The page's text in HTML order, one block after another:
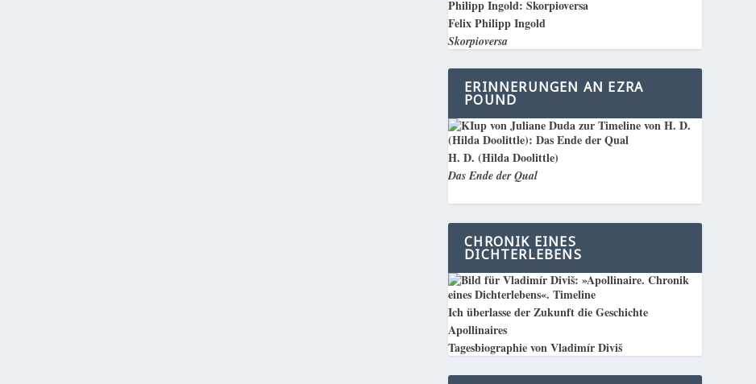
Felix Philipp Ingold
Skorpioversa
ERINNERUNGEN AN EZRA
POUND
H. D. (Hilda Doolittle)
Das Ende der Qual
CHRONIK EINES
DICHTERLEBENS
Ich überlasse der Zukunft die Geschichte
Apollinaires
Tagesbiographie von Vladimír Diviš